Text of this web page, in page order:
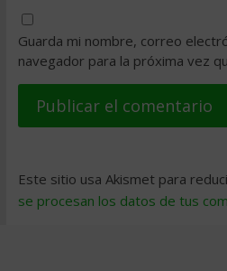
Guarda mi nombre, correo
navegador para la próxima vez
Este sitio usa Akismet para
se procesan los datos de tus